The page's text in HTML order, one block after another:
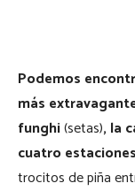
Podemos
más
funghi(setas), la
cuatro
trocitos de piña